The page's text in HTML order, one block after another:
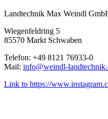
Landtechnik Max Weindl
Wiegenfeldring 5
85570 Markt Schwaben
Telefon: +49 8121 76933-0
Mail: info@weindl-
Link to https://